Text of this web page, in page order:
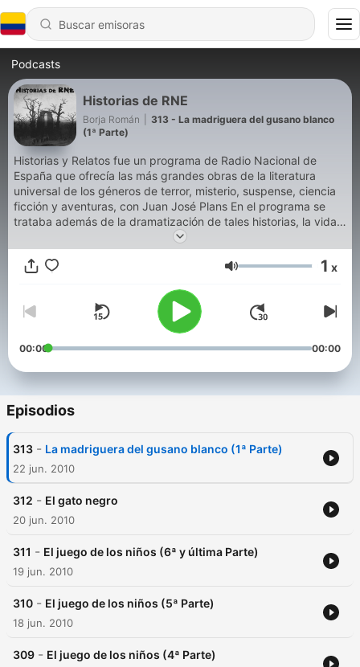
Podcasts
Historias de RNE
Borja Román
313 - La madriguera del gusano blanco
(1ª Parte)
Historias y Relatos fue un programa de Radio Nacional de
España que ofrecía las más grandes obras de la literatura
universal de los géneros de terror, misterio, suspense, ciencia
ficción y aventuras, con Juan José Plans En el programa se
trataba además de la dramatización de tales historias, la vida y
obra de sus autores, de las épocas en que fueron escritas o en
las que se desarrollan, de los lugares en los que se ambientan,
de sus adaptaciones teatrales y cinematográficas.
Volumen 1 x
00:00 00:00
Episodios
313 - La madriguera del gusano blanco (1ª Parte)
22 jun. 2010
312 - El gato negro
20 jun. 2010
311 - El juego de los niños (6ª y última Parte)
19 jun. 2010
310 - El juego de los niños (5ª Parte)
18 jun. 2010
309 - El juego de los niños (4ª Parte)